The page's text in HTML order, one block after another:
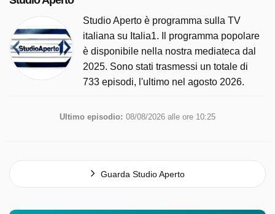
Studio Aperto è programma sulla TV
italiana su Italia1. Il programma popolare
è disponibile nella nostra mediateca dal
2025. Sono stati trasmessi un totale di
733 episodi, l'ultimo nel agosto 2026.
Ultimo episodio: 08/08/2026 alle ore 10:25
Guarda Studio Aperto